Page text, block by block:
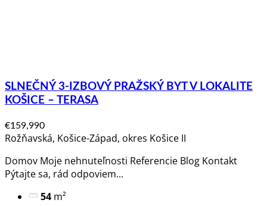
SLNEČNÝ 3-IZBOVÝ PRAŽSKÝ BYT V LOKALITE
KOŠICE – TERASA
€159,990
Rožňavská, Košice-Západ, okres Košice II
Domov Moje nehnuteľnosti Referencie Blog Kontakt
Pýtajte sa, rád odpoviem​...
54 m²